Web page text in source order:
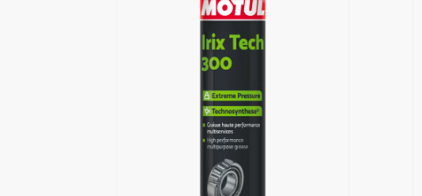
Encuentra un centro Motul